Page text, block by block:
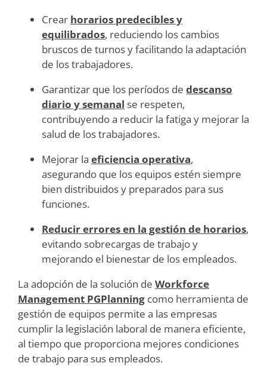
Crear horarios predecibles y
equilibrados, reduciendo los cambios
bruscos de turnos y facilitando la adaptación
de los trabajadores.
Garantizar que los períodos de descanso
diario y semanal se respeten,
contribuyendo a reducir la fatiga y mejorar la
salud de los trabajadores.
Mejorar la eficiencia operativa,
asegurando que los equipos estén siempre
bien distribuidos y preparados para sus
funciones.
Reducir errores en la gestión de horarios,
evitando sobrecargas de trabajo y
mejorando el bienestar de los empleados.
La adopción de la solución de Workforce
Management PGPlanning como herramienta de
gestión de equipos permite a las empresas
cumplir la legislación laboral de manera eficiente,
al tiempo que proporciona mejores condiciones
de trabajo para sus empleados.